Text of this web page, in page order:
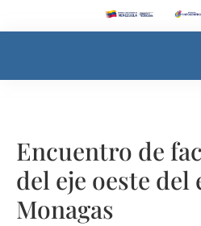
Encuentro de
del eje oeste del
Monagas